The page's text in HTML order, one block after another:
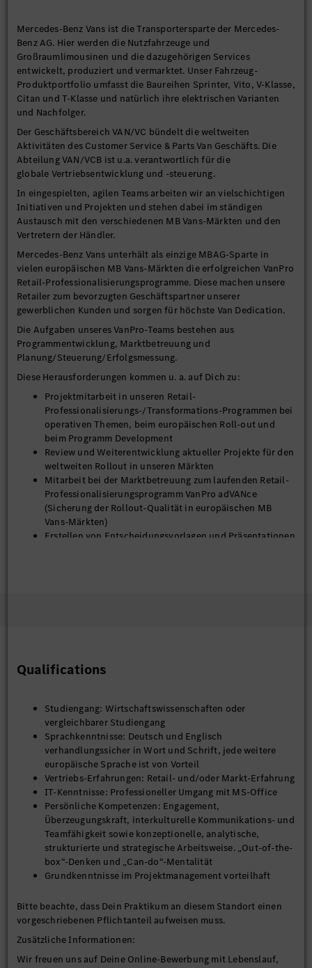
Mercedes-Benz Vans ist die Transportersparte der Mercedes-
Benz AG. Hier werden die Nutzfahrzeuge und
Großraumlimousinen und die dazugehörigen Services
entwickelt, produziert und vermarktet. Unser Fahrzeug-
Produktportfolio umfasst die Baureihen Sprinter, Vito, V-Klasse,
Citan und T-Klasse und natürlich ihre elektrischen Varianten
und Nachfolger.
Der Geschäftsbereich VAN/VC bündelt die weltweiten
Aktivitäten des Customer Service & Parts Van Geschäfts. Die
Abteilung VAN/VCB ist u.a. verantwortlich für die
globale Vertriebsentwicklung und -steuerung.
In eingespielten, agilen Teams arbeiten wir an vielschichtigen
Initiativen und Projekten und stehen dabei im ständigen
Austausch mit den verschiedenen MB Vans-Märkten und den
Vertretern der Händler.
Mercedes-Benz Vans unterhält als einzige MBAG-Sparte in
vielen europäischen MB Vans-Märkten die erfolgreichen VanPro
Retail-Professionalisierungsprogramme. Diese machen unsere
Retailer zum bevorzugten Geschäftspartner unserer
gewerblichen Kunden und sorgen für höchste Van Dedication.
Die Aufgaben unseres VanPro-Teams bestehen aus
Programmentwicklung, Marktbetreuung und
Planung/Steuerung/Erfolgsmessung.
Diese Herausforderungen kommen u. a. auf Dich zu:
Projektmitarbeit in unseren Retail-
Professionalisierungs-/Transformations-Programmen bei
operativen Themen, beim europäischen Roll-out und
beim Programm Development
Review und Weiterentwicklung aktueller Projekte für den
weltweiten Rollout in unseren Märkten
Mitarbeit bei der Marktbetreuung zum laufenden Retail-
Professionalisierungsprogramm VanPro adVANce
(Sicherung der Rollout-Qualität in europäischen MB
Vans-Märkten)
Erstellen von Entscheidungsvorlagen und Präsentationen
nachhaltig voranbringt
Werde Teil unseres international agierenden Teams und
MB Vans Geschäfts ein.
Die Tätigkeit kann ab September 2026 beginnen.
Qualifications
Studiengang: Wirtschaftswissenschaften oder
vergleichbarer Studiengang
Sprachkenntnisse: Deutsch und Englisch
verhandlungssicher in Wort und Schrift, jede weitere
europäische Sprache ist von Vorteil
Vertriebs-Erfahrungen: Retail- und/oder Markt-Erfahrung
IT-Kenntnisse: Professioneller Umgang mit MS-Office
Persönliche Kompetenzen: Engagement,
Überzeugungskraft, interkulturelle Kommunikations- und
Teamfähigkeit sowie konzeptionelle, analytische,
strukturierte und strategische Arbeitsweise. „Out-of-the-
box“-Denken und „Can-do“-Mentalität
Grundkenntnisse im Projektmanagement vorteilhaft
Bitte beachte, dass Dein Praktikum an diesem Standort einen
vorgeschriebenen Pflichtanteil aufweisen muss.
Zusätzliche Informationen:
Wir freuen uns auf Deine Online-Bewerbung mit Lebenslauf,